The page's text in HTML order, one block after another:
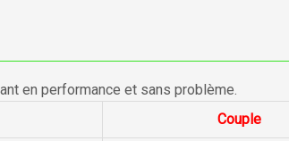
en performance et sans problème.
Couple